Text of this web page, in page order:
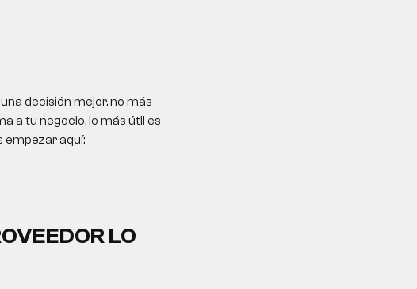
decisión mejor, no más
a tu negocio, lo más útil es
empezar aquí:
LO